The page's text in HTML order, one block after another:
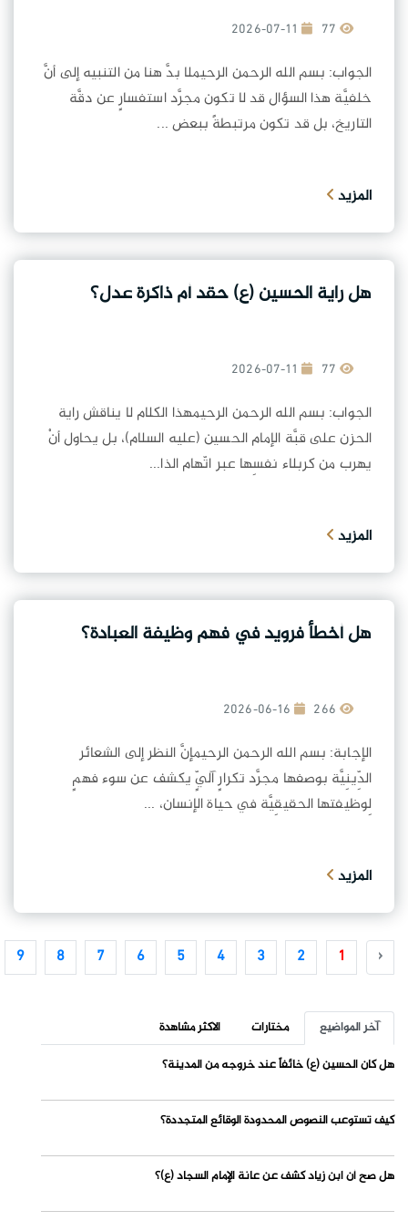
2026-07-11
الجواب: بسم الله الرحمن الرحيملا بدَّ هنا من التنبيه إلى أنَّ
خلفيَّة هذا السؤال قد لا تكون مجرَّد استفسارٍ عن دقَّة
التاريخ، بل قد تكون مرتبطةً ببعض ...
المزيد
هل راية الحسين (ع) حقد أم ذاكرة عدل؟
2026-07-11
الجواب: بسم الله الرحمن الرحيمهذا الكلام لا يناقش راية
الحزن على قبَّة الإمام الحسين (عليه السلام)، بل يحاول أنْ
يهرب من كربلاء نفسِها عبر اتّهام الذا...
المزيد
هل أخطأ فرويد في فهم وظيفة العبادة؟
2026-06-16
الإجابة: بسم الله الرحمن الرحيمإنَّ النظر إلى الشعائر
الدِّينِيَّة بوصفها مجرَّد تكرارٍ آليٍّ يكشف عن سوء فهمٍ
لِوظيفتها الحقيقِيَّة في حياة الإنسان، ...
المزيد
‹
1
2
3
4
5
6
7
8
9
آخر المواضيع مختارات
الاكثر مشاهدة
هل كان الحسين (ع) خائفاً عند خروجه من المدينة؟
كيف تستوعب النصوص المحدودة الوقائع المتجددة؟
هل صح أن ابن زياد كشف عن عانة الإمام السجاد (ع)؟